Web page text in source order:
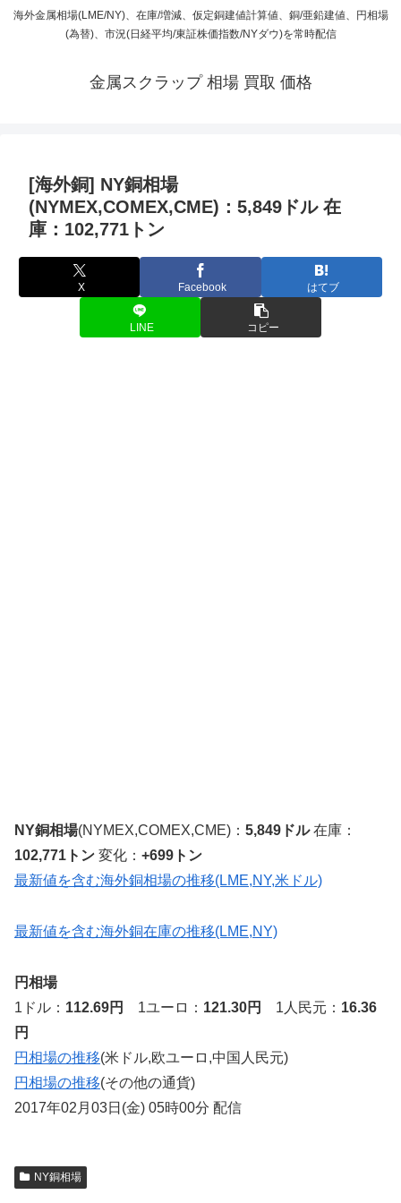
海外金属相場(LME/NY)、在庫/増減、仮定銅建値計算値、銅/亜鉛建値、円相場
(為替)、市況(日経平均/東証株価指数/NYダウ)を常時配信
金属スクラップ 相場 買取 価格
[海外銅] NY銅相場
(NYMEX,COMEX,CME)：5,849ドル 在
庫：102,771トン
X Facebook はてブ
LINE コピー
NY銅相場(NYMEX,COMEX,CME)： 5,849ドル在庫：
102,771トン 変化： +699トン
最新値を含む海外銅相場の推移(LME,NY,米ドル)
最新値を含む海外銅在庫の推移(LME,NY)
円相場
1ドル： 112.69円 1ユーロ： 121.30円 1人民元： 16.36
円
円相場の推移(米ドル,欧ユーロ,中国人民元)
円相場の推移(その他の通貨)
2017年02月03日(金) 05時00分 配信
NY銅相場